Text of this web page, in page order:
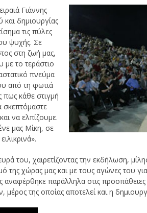
Γιάννης
δημιουργίας
τις πύλες
ψυχής. Σε
στη ζωή μας,
με το τεράστιο
πνεύμα
από τη φωτιά
πως κάθε στιγμή
σκεπτόμαστε
να ελπίζουμε.
μας Μίκη, σε
του, χαιρετίζοντας την εκδήλωση,
της χώρας μας και με τους αγώνες του
παράλληλα στις
μέρος της οποίας αποτελεί και η